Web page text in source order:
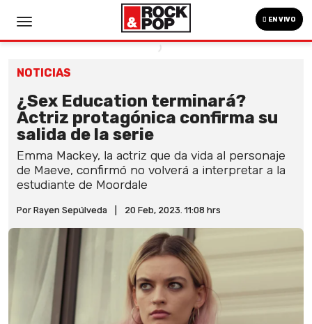
EN VIVO
NOTICIAS
¿Sex Education terminará?
Actriz protagónica confirma su
salida de la serie
Emma Mackey, la actriz que da vida al personaje
de Maeve, confirmó no volverá a interpretar a la
estudiante de Moordale
Por Rayen Sepúlveda 20 Feb, 2023. 11:08 hrs